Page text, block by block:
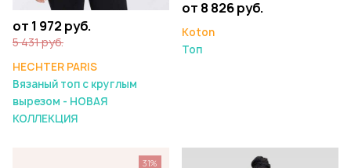
от 1 972 руб.
5 431 руб.
HECHTER PARIS
Вязаный топ с круглым
вырезом - НОВАЯ
КОЛЛЕКЦИЯ
от 8 826 руб.
Koton
Топ
31%